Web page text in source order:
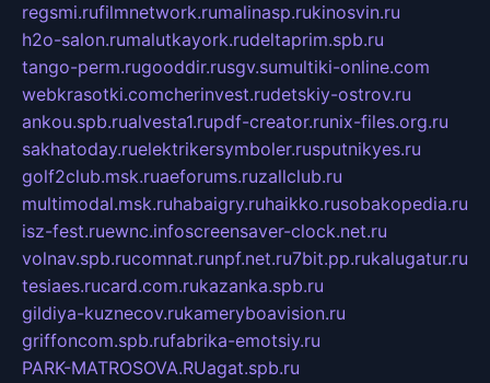
regsmi.rufilmnetwork.rumalinasp.rukinosvin.ru
h2o-salon.rumalutkayork.rudeltaprim.spb.ru
tango-perm.rugooddir.rusgv.sumultiki-online.com
webkrasotki.comcherinvest.rudetskiy-ostrov.ru
ankou.spb.rualvesta1.rupdf-creator.runix-files.org.ru
sakhatoday.ruelektrikersymboler.rusputnikyes.ru
golf2club.msk.ruaeforums.ruzallclub.ru
multimodal.msk.ruhabaigry.ruhaikko.rusobakopedia.ru
isz-fest.ruewnc.infoscreensaver-clock.net.ru
volnav.spb.rucomnat.runpf.net.ru7bit.pp.rukalugatur.ru
tesiaes.rucard.com.rukazanka.spb.ru
gildiya-kuznecov.rukameryboavision.ru
griffoncom.spb.rufabrika-emotsiy.ru
PARK-MATROSOVA.RUagat.spb.ru